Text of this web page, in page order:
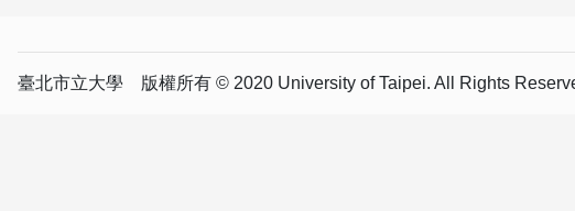
臺北市立大學 版權所有 © 2020 University of Taipei. All Rights